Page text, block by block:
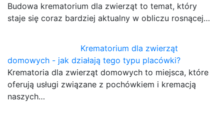
Budowa krematorium dla zwierząt to temat, który
staje się coraz bardziej aktualny w obliczu rosnącej…
Krematorium dla zwierząt
domowych - jak działają tego typu placówki?
Krematoria dla zwierząt domowych to miejsca, które
oferują usługi związane z pochówkiem i kremacją
naszych…